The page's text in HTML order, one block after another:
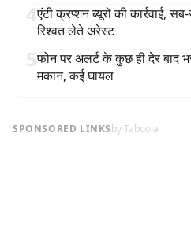
4एंटी क्रप्शन ब्यूरो की कार्रवाई,
रिश्वत लेते अरेस्ट
5फोन पर अलर्ट के कुछ ही देर बाद
मकान, कई घायल
SPONSORED LINKSby Taboola